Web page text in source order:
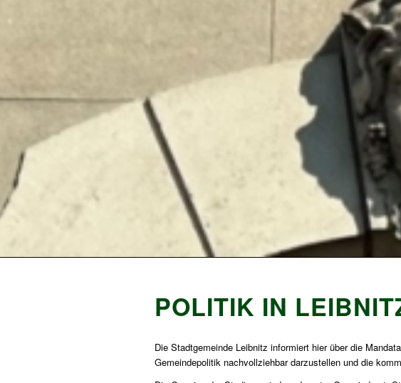
POLITIK IN
Die Stadtgemeinde Leibnitz informiert hier über die
Gemeindepolitik nachvollziehbar darzustellen und die